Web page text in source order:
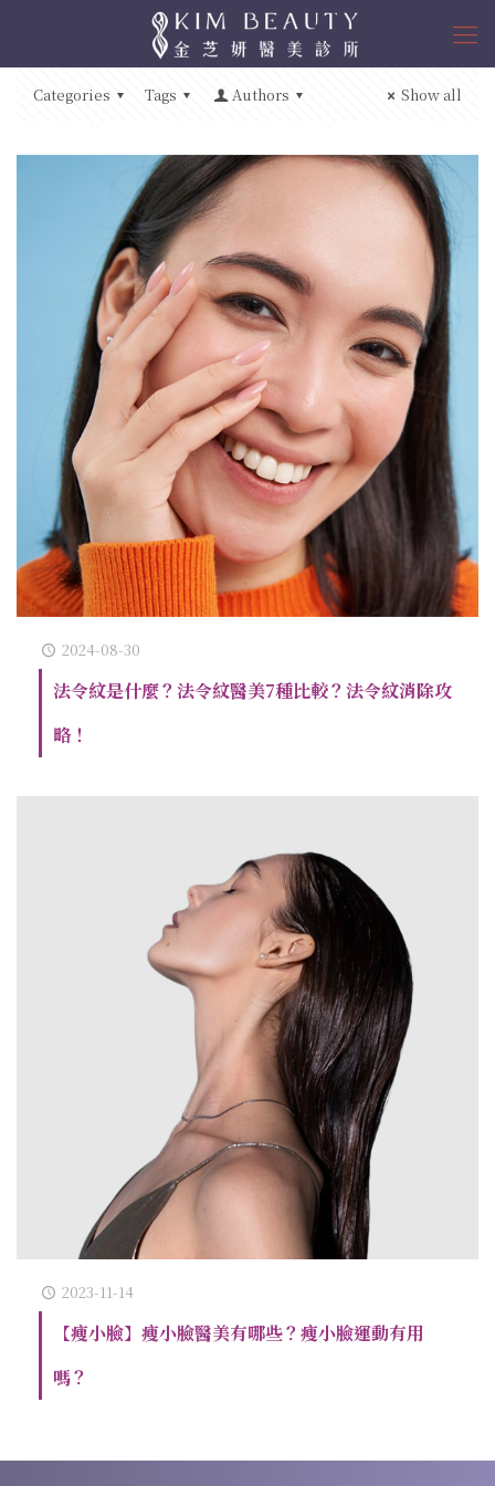
Categories Tags Authors Show all
2024-08-30
法令紋是什麼？法令紋醫美7種比較？法令紋消除攻
略！
2023-11-14
【瘦小臉】瘦小臉醫美有哪些？瘦小臉運動有用
嗎？